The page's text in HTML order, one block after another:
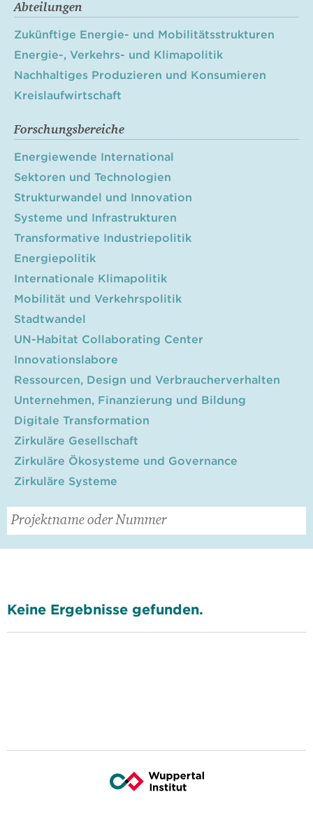
Abteilungen
Zukünftige Energie- und Mobilitätsstrukturen
Energie-, Verkehrs- und Klimapolitik
Nachhaltiges Produzieren und Konsumieren
Kreislaufwirtschaft
Forschungsbereiche
Energiewende International
Sektoren und Technologien
Strukturwandel und Innovation
Systeme und Infrastrukturen
Transformative Industriepolitik
Energiepolitik
Internationale Klimapolitik
Mobilität und Verkehrspolitik
Stadtwandel
UN-Habitat Collaborating Center
Innovationslabore
Ressourcen, Design und Verbraucherverhalten
Unternehmen, Finanzierung und Bildung
Digitale Transformation
Zirkuläre Gesellschaft
Zirkuläre Ökosysteme und Governance
Zirkuläre Systeme
Keine Ergebnisse gefunden.